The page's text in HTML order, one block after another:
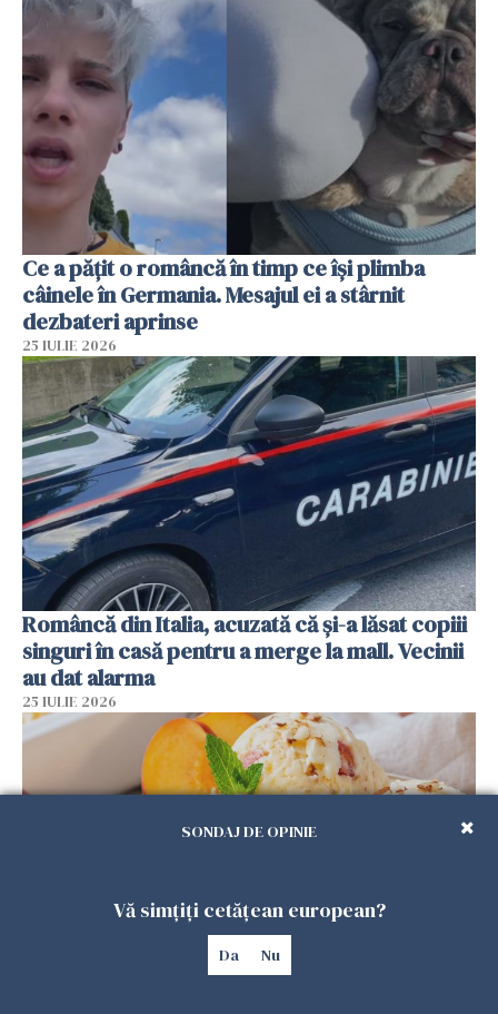
Ce a pățit o româncă în timp ce își plimba
câinele în Germania. Mesajul ei a stârnit
dezbateri aprinse
25 IULIE 2026
Româncă din Italia, acuzată că și-a lăsat copiii
singuri în casă pentru a merge la mall. Vecinii
au dat alarma
25 IULIE 2026
Înghețata de casă cu nectarine care
SONDAJ DE OPINIE
Vă simțiți cetățean european?
Da Nu